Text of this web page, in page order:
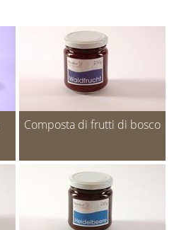
Composta di frutti di bosco